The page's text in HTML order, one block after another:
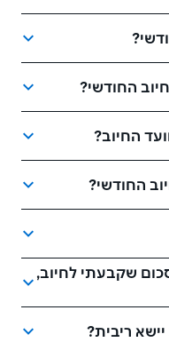
החודשי?
החיוב?
החודשי?
שקבעתי לחיוב,
ריבית?